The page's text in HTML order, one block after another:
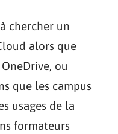
chercher un
alors que
ou
que les campus
usages de la
formateurs